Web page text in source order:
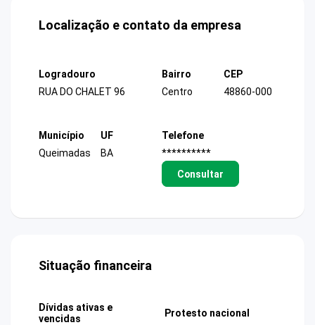
Localização e contato da empresa
Logradouro
RUA DO CHALET 96
Bairro
Centro
CEP
48860-000
Município
Queimadas
UF
BA
Telefone
**********
Consultar
Situação financeira
Dívidas ativas e
vencidas
Protesto nacional